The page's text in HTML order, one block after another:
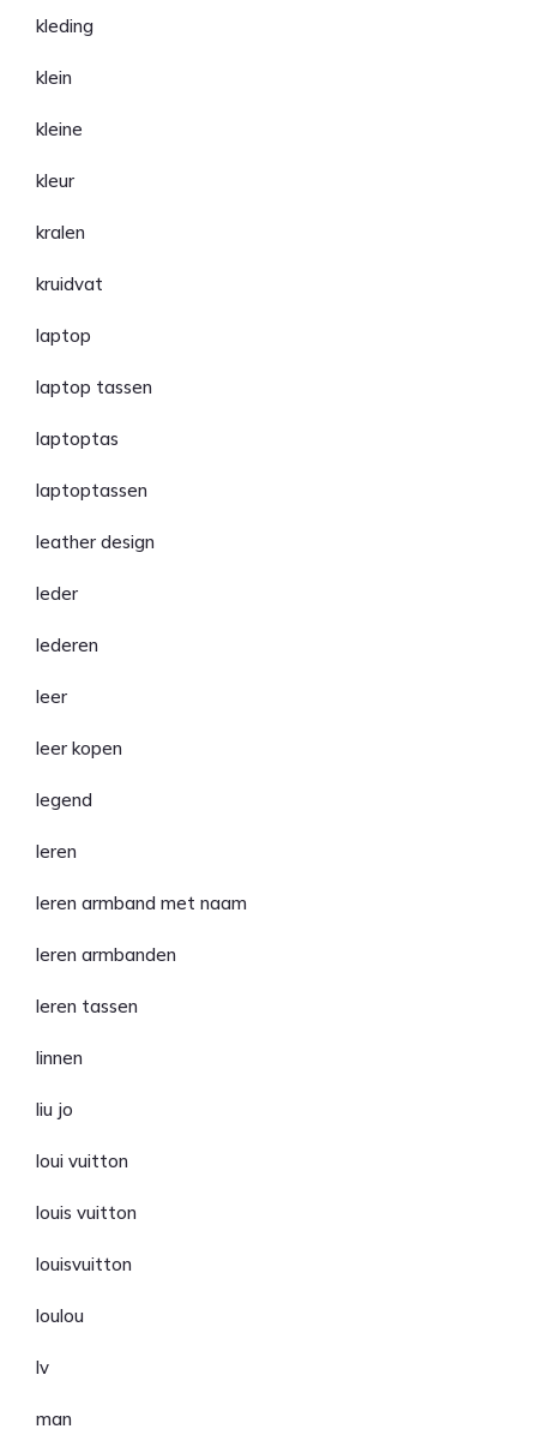
kleding
klein
kleine
kleur
kralen
kruidvat
laptop
laptop tassen
laptoptas
laptoptassen
leather design
leder
lederen
leer
leer kopen
legend
leren
leren armband met naam
leren armbanden
leren tassen
linnen
liu jo
loui vuitton
louis vuitton
louisvuitton
loulou
lv
man